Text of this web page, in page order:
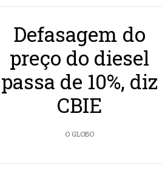
Defasagem do
preço do diesel
passa de 10%, diz
CBIE
O GLOBO